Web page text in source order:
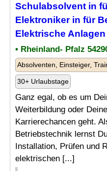
Schulabsolvent in
Elektroniker in für
Elektrische Anlagen
• Rheinland- Pfalz
Absolventen, Einsteiger,
30+ Urlaubstage
Ganz egal, ob es um
Weiterbildung oder
Karrierechancen geht.
Betriebstechnik lernst
Installation, Prüfen und
elektrischen [...]